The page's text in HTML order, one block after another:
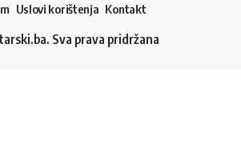
Uslovi korištenja Kontakt
Sva prava pridržana